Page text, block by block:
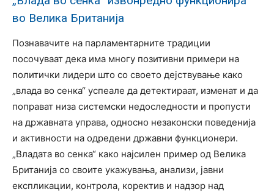
во Велика Британија
Познавачите на парламентарните традиции
посочуваат дека има многу позитивни примери на
политички лидери што со своето дејствување како
„влада во сенка“ успеале да детектираат, изменат и да
поправат низа системски недоследности и пропусти
на државната управа, односно незаконски поведенија
и активности на одредени државни функционери.
„Владата во сенка“ како најсилен пример од Велика
Британија со своите укажувања, анализи, јавни
експликации, контрола, коректив и надзор над